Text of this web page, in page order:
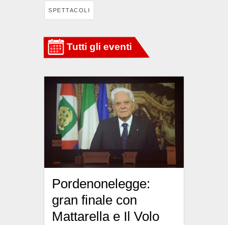
SPETTACOLI
Pordenonelegge:
gran finale con
Mattarella e Il Volo